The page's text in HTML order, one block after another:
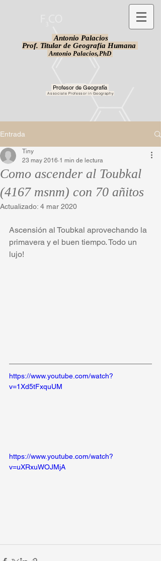
Antonio Palacios
Prof. Titular de Geografía Humana
Antonio Palacios,PhD
Profesor de Geografía
Associate Professor in Geography
Entrada
Como ascender al Toubkal
(4167 msnm) con 70 añitos
Tiny
23 may 2016 1 min de lectura
Actualizado: 4 mar 2020
Ascensión al Toubkal aprovechando la
primavera y el buen tiempo. Todo un
lujo!
https://www.youtube.com/watch?
v=1Xd5tFxquUM
https://www.youtube.com/watch?
v=uXRxuWOJMjA